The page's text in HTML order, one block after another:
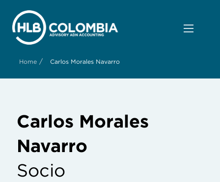
Home / Carlos Morales Navarro
Carlos Morales
Navarro
Socio